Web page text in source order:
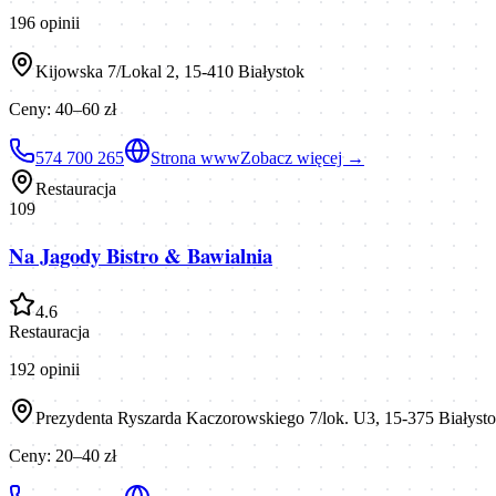
196 opinii
Kijowska 7/Lokal 2, 15-410 Białystok
Ceny:40–60 zł
574 700 265 Strona wwwZobacz więcej →
Restauracja
109
Na Jagody Bistro & Bawialnia
4.6
Restauracja
192 opinii
Prezydenta Ryszarda Kaczorowskiego 7/lok. U3, 15-375
Ceny: 20–40 zł